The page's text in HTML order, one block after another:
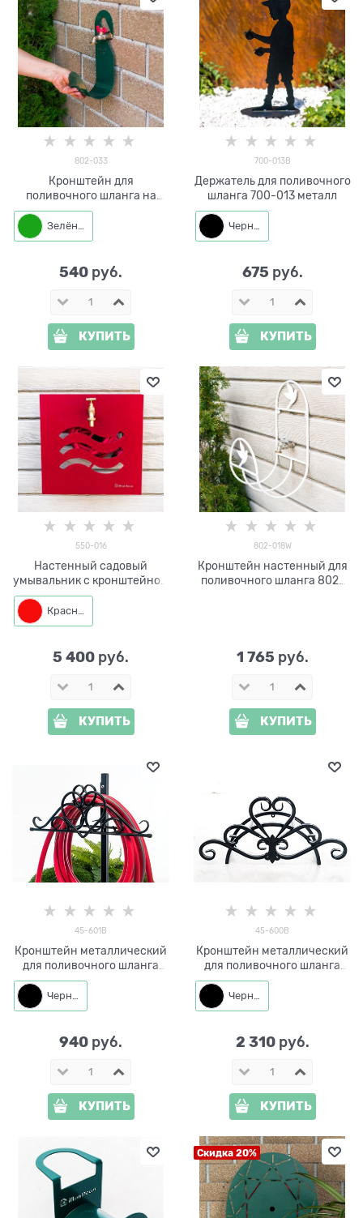
802-033
Кронштейн для
поливочного шланга на
кран 802-033
Зелёный
540 руб.
КУПИТЬ
700-013B
Держатель для поливочного
шланга 700-013 металл
Черный
675 руб.
КУПИТЬ
550-016
Настенный садовый
умывальник с кронштейном
для шланга iFONTE-550-016
Красный
5 400 руб.
КУПИТЬ
802-018W
Кронштейн настенный для
поливочного шланга 802-
1 765 руб.
КУПИТЬ
45-601B
Кронштейн металлический
для поливочного шланга
45-601B
Черный
940 руб.
КУПИТЬ
45-600B
Кронштейн металлический
для поливочного шланга
45-600
Черный
2 310 руб.
КУПИТЬ
Скидка 20%